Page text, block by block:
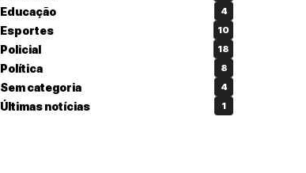
Educação 4
Esportes 10
Policial 18
Política 8
Sem categoria 4
Últimas notícias 1